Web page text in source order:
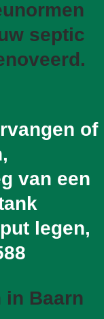
septic
of
van een
legen,
in Baarn